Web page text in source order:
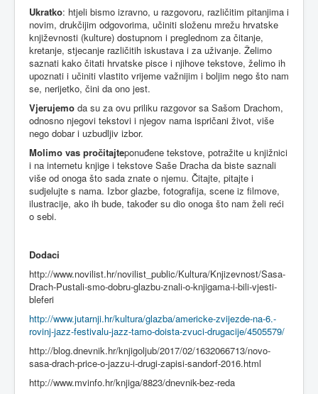
Ukratko: htjeli bismo izravno, u razgovoru, različitim pitanjima i
novim, drukčijim odgovorima, učiniti složenu mrežu hrvatske
književnosti (kulture) dostupnom i preglednom za čitanje,
kretanje, stjecanje različitih iskustava i za uživanje. Želimo
saznati kako čitati hrvatske pisce i njihove tekstove, želimo ih
upoznati i učiniti vlastito vrijeme važnijim i boljim nego što nam
se, nerijetko, čini da ono jest.
Vjerujemo da su za ovu priliku razgovor sa Sašom Drachom,
odnosno njegovi tekstovi i njegov nama ispričani život, više
nego dobar i uzbudljiv izbor.
Molimo vas pročitajteponuđene tekstove, potražite u knjižnici
i na internetu knjige i tekstove Saše Dracha da biste saznali
više od onoga što sada znate o njemu. Čitajte, pitajte i
sudjelujte s nama. Izbor glazbe, fotografija, scene iz filmove,
ilustracije, ako ih bude, također su dio onoga što nam želi reći
o sebi.
Dodaci
http://www.novilist.hr/novilist_public/Kultura/Knjizevnost/Sasa-
Drach-Pustali-smo-dobru-glazbu-znali-o-knjigama-i-bili-vjesti-
bleferi
http://www.jutarnji.hr/kultura/glazba/americke-zvijezde-na-6.-
rovinj-jazz-festivalu-jazz-tamo-doista-zvuci-drugacije/4505579/
http://blog.dnevnik.hr/knjigoljub/2017/02/1632066713/novo-
sasa-drach-price-o-jazzu-i-drugi-zapisi-sandorf-2016.html
http://www.mvinfo.hr/knjiga/8823/dnevnik-bez-reda